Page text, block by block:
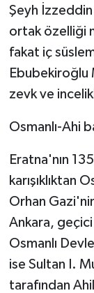
Şeyh
ortak özelliği
fakat iç
Ebubekiroğlu
zevk ve
Osmanlı-Ahi
Eratna'nın
karışıklıktan
Orhan
Ankara,
Osmanlı
ise Sultan I.
tarafından